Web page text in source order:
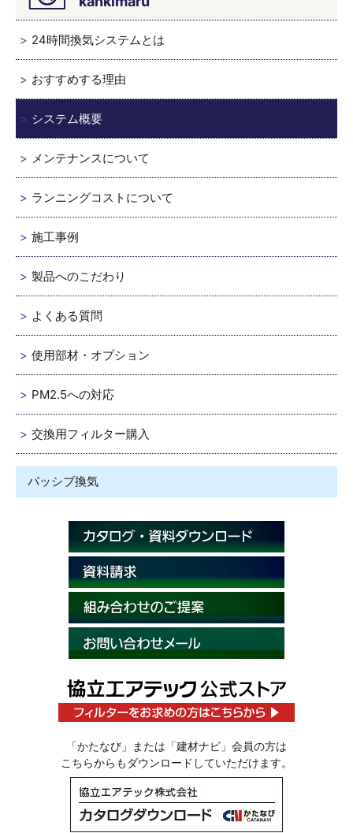
24時間換気システムとは
おすすめする理由
システム概要
メンテナンスについて
ランニングコストについて
施工事例
製品へのこだわり
よくある質問
使用部材・オプション
PM2.5への対応
交換用フィルター購入
パッシブ換気
「かたなび」または「建材ナビ」会員の方は
こちらからもダウンロードしていただけます。